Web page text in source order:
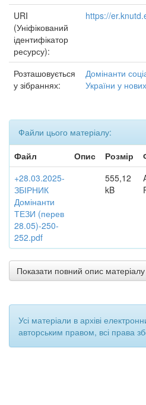
URI
(Уніфікований
ідентифікатор
ресурсу):
https://
Розташовується
у зібраннях:
Домінанти
України у
Файли цього матеріалу:
Файл
Опис Розмір
+28.03.2025-
ЗБІРНИК
Домінанти
ТЕЗИ (перев
28.05)-250-
252.pdf
555,12
kB
Показати повний опис матеріалу
Усі матеріали в архіві
авторським правом, всі права